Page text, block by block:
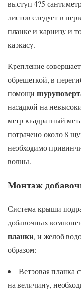
выступ 4?5
листов следует в
планке и карнизу и
каркасу.
Крепление
обрешеткой, в
помощи
насадкой на
метр квадратный
потрачено около 8
необходимо
волны.
Монтаж
Система крыши
добавочных
планки, и желоб
образом:
Ветровая планка
на величину,